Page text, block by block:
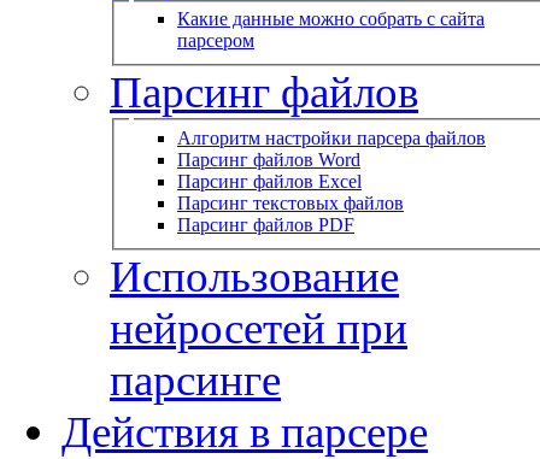
Какие данные можно собрать с сайта
парсером
Парсинг файлов
Алгоритм настройки парсера файлов
Парсинг файлов Word
Парсинг файлов Excel
Парсинг текстовых файлов
Парсинг файлов PDF
Использование
нейросетей при
парсинге
Действия в парсере